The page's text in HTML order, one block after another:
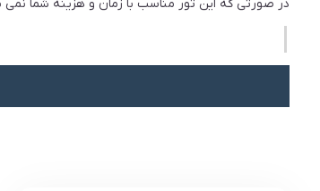
در صورتی که این تور مناسب با زمان و هزینه شما نمی